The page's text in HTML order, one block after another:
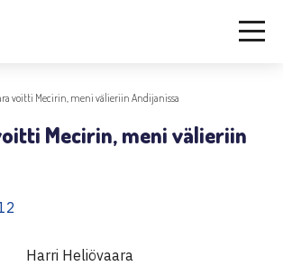
voitti Mecirin, meni välieriin Andijanissa
Mecirin, meni välieriin
Harri Heliövaara